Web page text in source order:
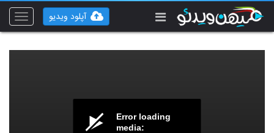
Toggle
آپلود ویدیو
Error loading
media: